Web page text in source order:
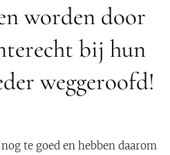
worden door
bij hun
weggeroofd!
te goed en hebben daarom